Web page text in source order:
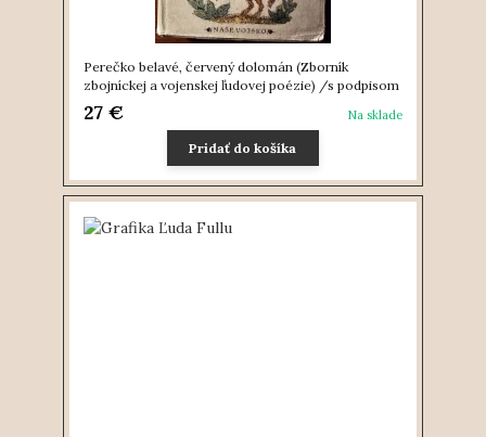
Perečko belavé, červený dolomán (Zborník
zbojníckej a vojenskej ľudovej poézie) /s podpisom
27 € Na sklade
Pridať do košíka